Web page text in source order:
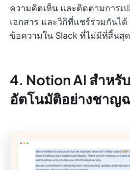
ความคิดเห็น และติดตามการเ
เอกสาร และวิกิที่แชร์ร่วมกันไ
ข้อความใน Slack ที่ไม่มีที่สิ้นสุด
4. Notion AI สำหรั
อัตโนมัติอย่างชาญ